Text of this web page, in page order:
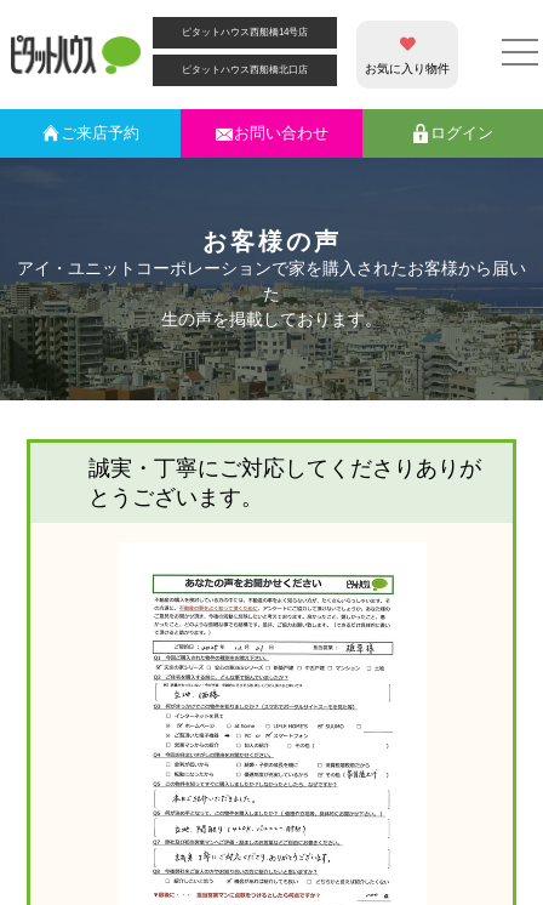
ピタットハウス西船橋14号店
ピタットハウス西船橋北口店 お気に入り物件
ご来店予約 お問い合わせ ログイン
お客様の声
アイ・ユニットコーポレーションで家を購入されたお客様から届い
た
生の声を掲載しております。
誠実・丁寧にご対応してくださりありが
とうございます。